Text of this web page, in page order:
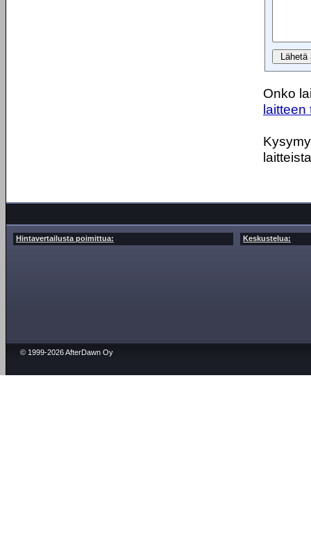
Onko
laitteen
Hintavertailusta poimittua: Keskustelua:
© 1999-2026 AfterDawn Oy